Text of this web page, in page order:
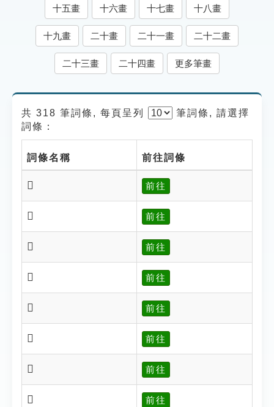
遊戲專區
貓頭鷹博士
十五畫 十六畫 十七畫 十八畫
十九畫 二十畫 二十一畫 二十二畫
二十三畫 二十四畫 更多筆畫
共 318 筆詞條, 每頁呈列 筆詞條, 請選擇
詞條：
詞條名稱 前往詞條
𡧖 前往
𡧗 前往
𡧗 前往
𡧘 前往
𡧙 前往
𡧚 前往
𡧚 前往
𡧜 前往